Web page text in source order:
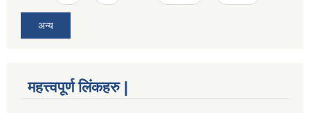
अन्य
महत्त्वपूर्ण लिंकहरु |